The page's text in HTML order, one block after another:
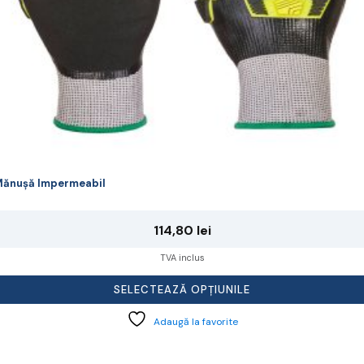
Impermeabil
114,80 lei
TVA inclus
SELECTEAZĂ OPȚIUNILE
Adaugă la favorite